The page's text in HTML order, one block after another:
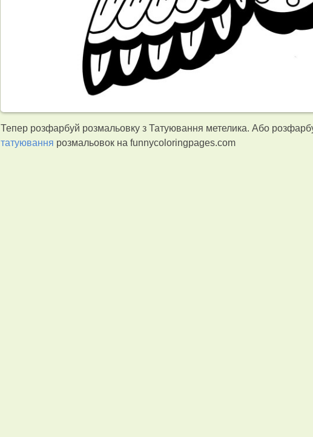
Тепер розфарбуй розмальовку з Татуювання метелика. Або
татуювання розмальовок на funnycoloringpages.com